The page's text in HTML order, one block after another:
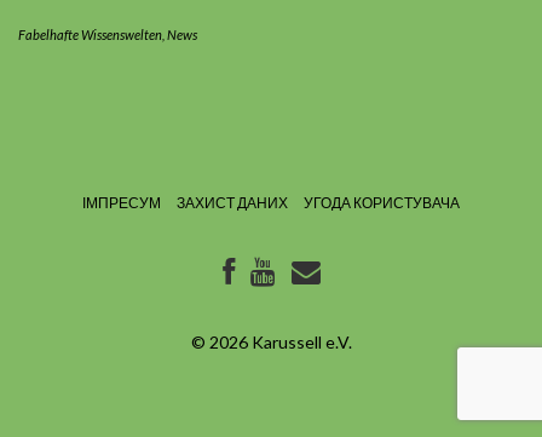
Fabelhafte Wissenswelten News
ІМПРЕСУМ ЗАХИСТ ДАНИХ УГОДА КОРИСТУВАЧА
© 2026 Karussell e.V.